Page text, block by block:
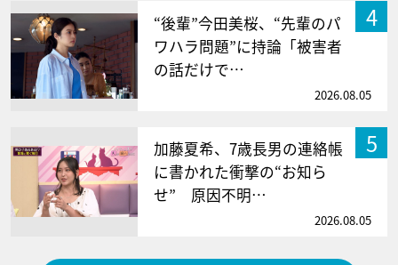
4
“後輩”今田美桜、“先輩のパ
ワハラ問題”に持論「被害者
の話だけで…
2026.08.05
5
加藤夏希、7歳長男の連絡帳
に書かれた衝撃の“お知ら
せ” 原因不明…
2026.08.05